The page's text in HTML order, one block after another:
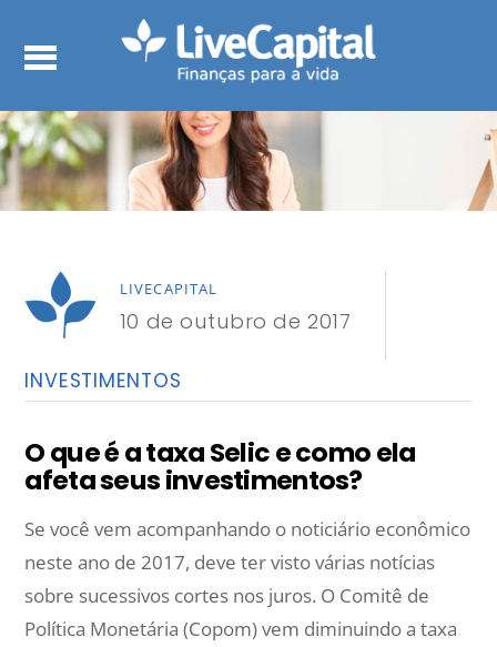
LIVECAPITAL
10 de outubro de 2017
INVESTIMENTOS
O que é a taxa Selic e como ela
afeta seus investimentos?
Se você vem acompanhando o noticiário econômico
neste ano de 2017, deve ter visto várias notícias
sobre sucessivos cortes nos juros. O Comitê de
Política Monetária (Copom) vem diminuindo a taxa